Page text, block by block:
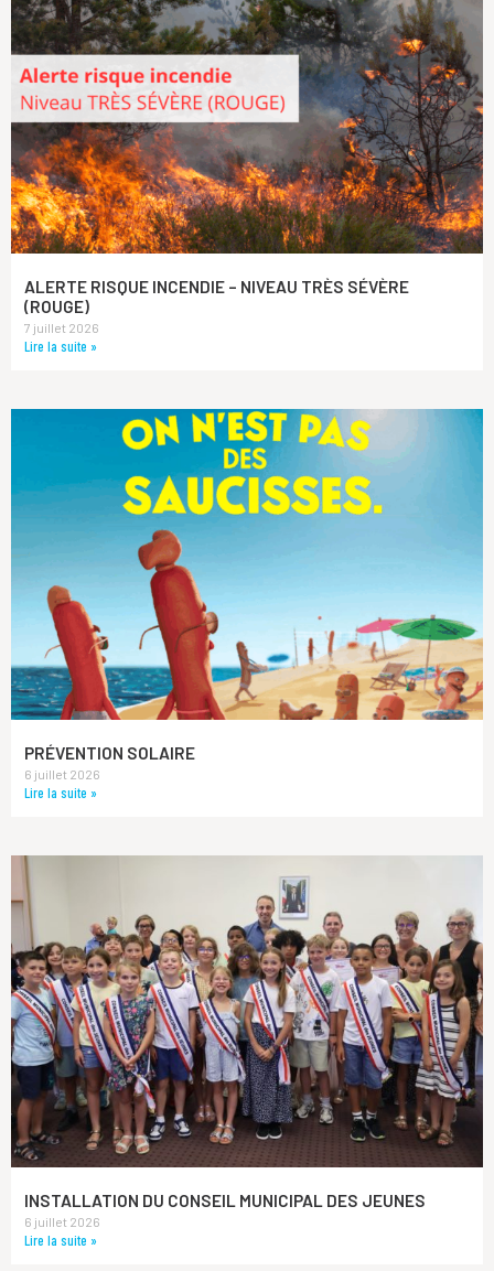
ALERTE RISQUE INCENDIE – NIVEAU TRÈS SÉVÈRE
(ROUGE)
7 juillet 2026
Lire la suite »
PRÉVENTION SOLAIRE
6 juillet 2026
Lire la suite »
INSTALLATION DU CONSEIL MUNICIPAL DES JEUNES
6 juillet 2026
Lire la suite »